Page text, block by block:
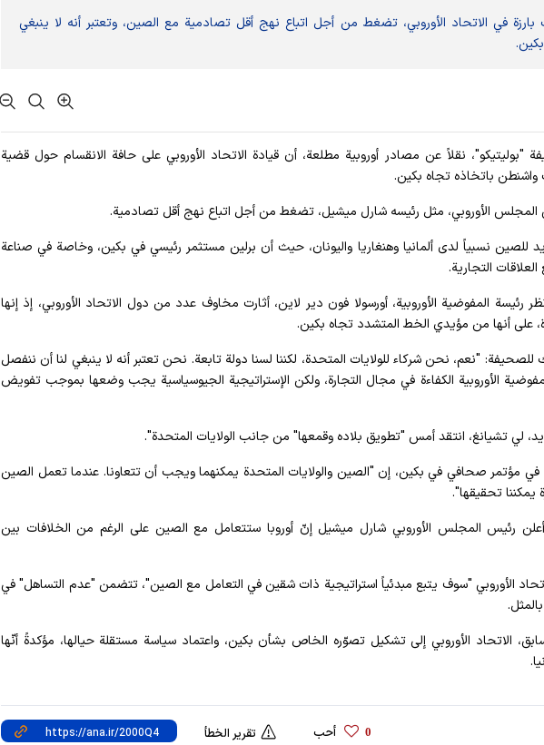
في الاتحاد الأوروبي، تضغط من أجل اتباع نهج أقل تصادمية مع الصين، وتعتبر أنه لا ينبغي
"بوليتيكو"، نقلاً عن مصادر أوروبية مطلعة، أن قيادة الاتحاد الأوروبي على حافة الانقسام حول قضية
واشنطن باتخاذه تجاه بكين.
الأوروبي، مثل رئيسه شارل ميشيل، تضغط من أجل اتباع نهج أقل تصادمية.
للصين نسبياً لدى ألمانيا وهنغاريا واليونان، حيث أن برلين مستثمر رئيسي في بكين، وخاصة في صناعة
التجارية.
المفوضية الأوروبية، أورسولا فون دير لاين، أثارت مخاوف عدد من دول الاتحاد الأوروبي، إذ إنها
على أنها من مؤيدي الخط المتشدد تجاه بكين.
"نعم، نحن شركاء للولايات المتحدة، لكننا لسنا دولة تابعة. نحن تعتبر أنه لا ينبغي لنا أن ننفصل
الأوروبية الكفاءة في مجال التجارة، ولكن الإستراتيجية الجيوسياسية يجب وضعها بموجب تفويض
لي تشيانغ، انتقد أمس "تطويق بلاده وقمعها" من جانب الولايات المتحدة".
في مؤتمر صحافي في بكين، إن "الصين والولايات المتحدة يمكنهما ويجب أن تتعاونا. عندما تعمل الصين
يمكننا تحقيقها".
أعلن رئيس المجلس الأوروبي شارل ميشيل إنّ أوروبا ستتعامل مع الصين على الرغم من الخلافات بين
الأوروبي "سوف يتبع مبدئياً استراتيجية ذات شقين في التعامل مع الصين"، تتضمن "عدم التساهل" في
الاتحاد الأوروبي إلى تشكيل تصوّره الخاص بشأن بكين، واعتماد سياسة مستقلة حيالها، مؤكدةً أنّها
0 أحب تقرير الخطأ